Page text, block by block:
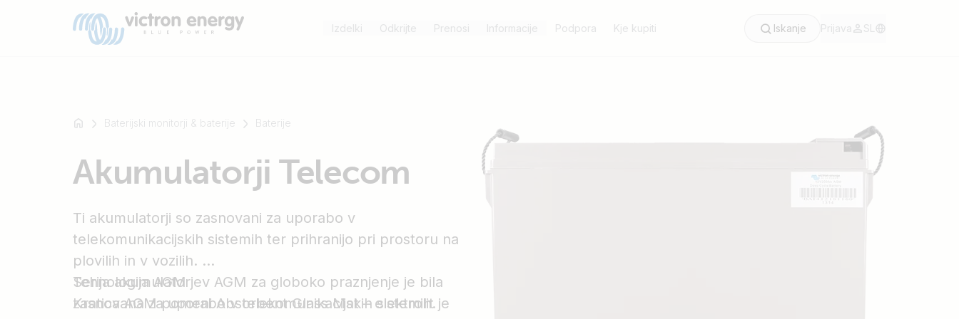
Izdelki Odkrijte Prenosi Informacije Podpora Kje kupiti Iskanje Prijava SL
Baterijski monitorji & baterije Baterije
Akumulatorji Telecom
Ti akumulatorji so zasnovani za uporabo v
telekomunikacijskih sistemih ter prihranijo pri prostoru na
plovilih in v vozilih.
Serija akumulatorjev AGM za globoko praznjenje je bila
zasnovana za uporabo v telekomunikacijskih sistemih.
Tehnologija AGM
Kratica AGM pomeni Absorbent Glass Mat – elektrolit je